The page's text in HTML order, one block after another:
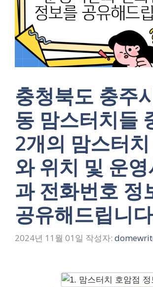
충청북도 충주
동 맘스터치들
2개의 맘스터
와 위치 및 운
과 전화번호 정
공유해드립니
2024년 11월 01일 작성자: